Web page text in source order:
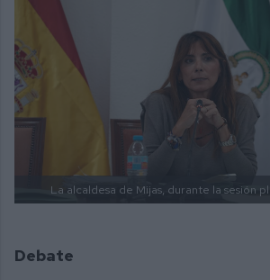
La alcaldesa de Mijas, durante la sesión
Debate